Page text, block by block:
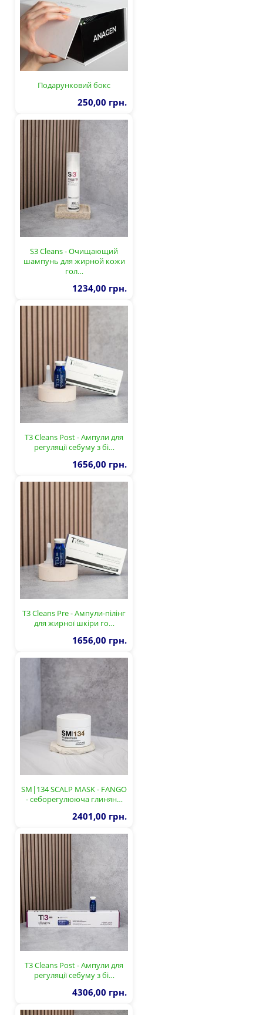
Подарунковий бокс
250,00 грн.
S3 Cleans - Очищающий
шампунь для жирной кожи
гол…
1234,00 грн.
T3 Cleans Post - Ампули для
регуляції себуму з бі…
1656,00 грн.
T3 Cleans Pre - Ампули-пілінг
для жирної шкіри го…
1656,00 грн.
SM|134 SCALP MASK - FANGO
- себорегулююча глинян…
2401,00 грн.
T3 Cleans Post - Ампули для
регуляції себуму з бі…
4306,00 грн.